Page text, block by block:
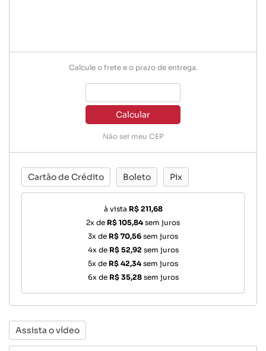
Calcule o frete e o prazo de entrega.
Calcular
Não sei meu CEP
Cartão de Crédito Boleto Pix
à vista R$ 211,68
2x de R$ 105,84 sem juros
3x de R$ 70,56 sem juros
4x de R$ 52,92 sem juros
5x de R$ 42,34 sem juros
6x de R$ 35,28sem juros
Assista o vídeo